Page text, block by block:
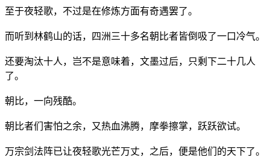
至于夜轻歌，不过是在修炼方面有奇遇罢了。
而听到林鹤山的话，四洲三十多名朝比者皆倒吸了一口冷气。
还要淘汰十人，岂不是意味着，文墨过后，只剩下二十几人
了。
朝比，一向残酷。
朝比者们害怕之余，又热血沸腾，摩拳擦掌，跃跃欲试。
万宗剑法阵已让夜轻歌光芒万丈，之后，便是他们的天下了。